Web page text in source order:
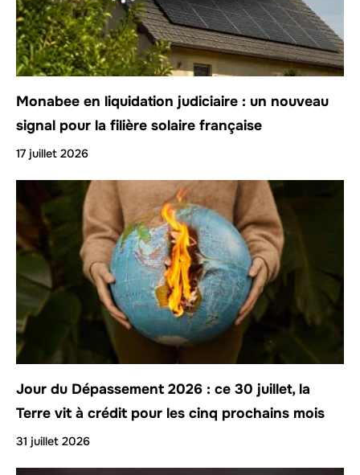
Monabee en liquidation judiciaire : un nouveau
signal pour la filière solaire française
17 juillet 2026
Jour du Dépassement 2026 : ce 30 juillet, la
Terre vit à crédit pour les cinq prochains mois
31 juillet 2026